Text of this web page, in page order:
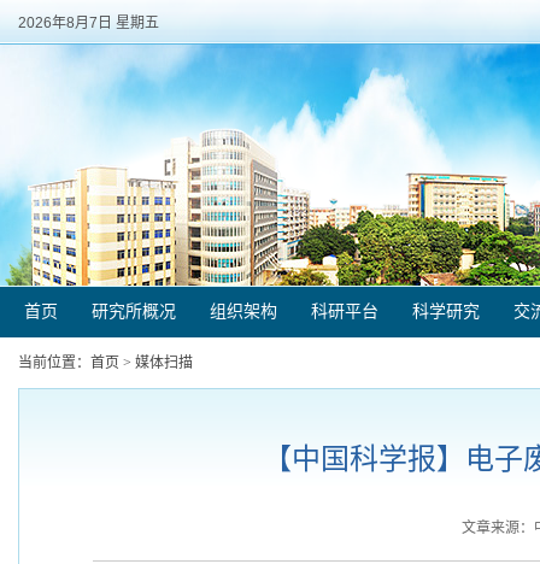
2026年8月7日 星期五
首页 研究所概况 组织架构 科研平台 科学研究 交
当前位置： 首页 > 媒体扫描
【中国科学报】电
文章来源：